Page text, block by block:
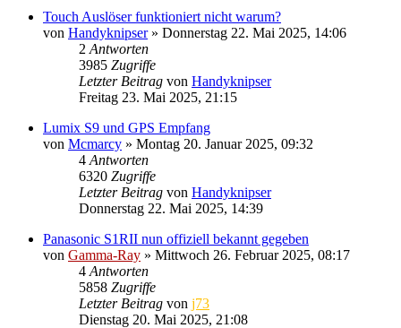
Touch Auslöser funktioniert nicht warum?
von Handyknipser» Donnerstag 22. Mai 2025, 14:06
2 Antworten
3985 Zugriffe
Letzter Beitrag von Handyknipser
Freitag 23. Mai 2025, 21:15
Lumix S9 und GPS Empfang
von Mcmarcy » Montag 20. Januar 2025, 09:32
4 Antworten
6320 Zugriffe
Letzter Beitrag von Handyknipser
Donnerstag 22. Mai 2025, 14:39
Panasonic S1RII nun offiziell bekannt gegeben
von Gamma-Ray » Mittwoch 26. Februar 2025, 08:17
4 Antworten
5858 Zugriffe
Letzter Beitrag von j73
Dienstag 20. Mai 2025, 21:08